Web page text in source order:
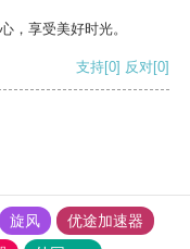
，享受美好时光。
支持[0] 反对[0]
旋风
优途加速器